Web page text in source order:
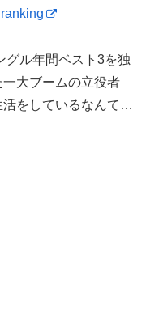
ranking
グル年間ベスト3を独
大ブームの立役者
活をしているなんて…